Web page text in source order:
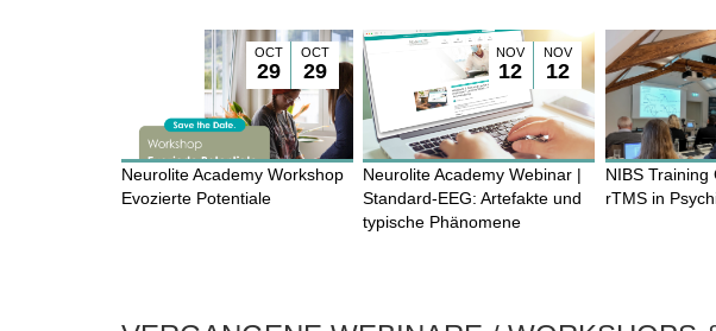
OCT
29
OCT
29
Neurolite Academy Workshop
Evozierte Potentiale
NOV
12
NOV
12
Neurolite Academy Webinar |
Standard-EEG: Artefakte und
typische Phänomene
NIBS Training
rTMS in